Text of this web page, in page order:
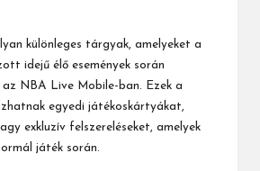
különleges tárgyak, amelyeket a
idejű élő események során
az NBA Live Mobile-ban. Ezek a
egyedi játékoskártyákat,
exkluzív felszereléseket, amelyek
játék során.